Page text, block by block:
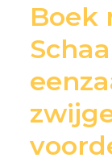
Boek